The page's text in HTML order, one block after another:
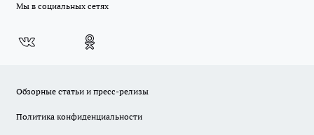
Мы в социальных сетях
Обзорные статьи и пресс-релизы
Политика конфиденциальности